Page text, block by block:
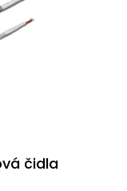
čidla